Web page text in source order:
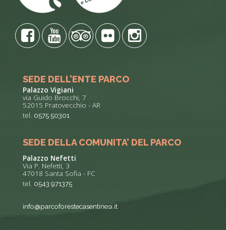
SEDE DELL’ENTE PARCO
Palazzo Vigiani
via Guido Brocchi, 7
52015 Pratovecchio - AR
tel. 0575 50301
SEDE DELLA COMUNITA’ DEL PARCO
Palazzo Nefetti
Via P. Nefetti, 3
47018 Santa Sofia - FC
tel. 0543 971375
info@parcoforestecasentinesi.it